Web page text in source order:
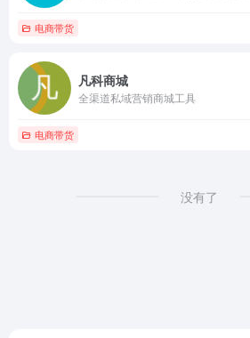
电商带货
凡科商城
全渠道私域营销商城工具
电商带货
没有了